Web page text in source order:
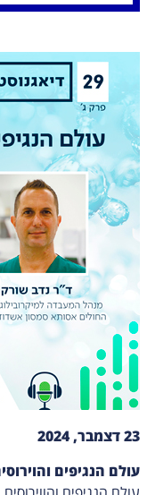
23 דצמבר, 2024
עולם הנגיפים